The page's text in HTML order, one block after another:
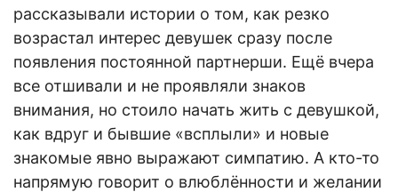
рассказывали истории о том, как резко
возрастал интерес девушек сразу после
появления постоянной партнерши. Ещё вчера
все отшивали и не проявляли знаков
внимания, но стоило начать жить с девушкой,
как вдруг и бывшие «всплыли» и новые
знакомые явно выражают симпатию. А кто-то
напрямую говорит о влюблённости и желании